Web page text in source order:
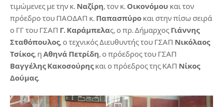
τιμώμενες με την κ. Ναζίρη, τον κ. Οικονόμου και τον
πρόεδρο του ΠΑΟΔΑΠ κ. Παπασπύρο και στην πίσω σειρά
ο ΓΓ του ΓΣΑΠ Γ. Καράμπελας, ο πρ. Δήμαρχος Γιάννης
Σταθόπουλος, ο τεχνικός Διευθυντής του ΓΣΑΠ Νικόλαος
Τσίκος, η Αθηνά Πετρίδη, ο πρόεδρος του ΓΣΑΠ
Βαγγέλης Κακοσούρης και ο πρόεδρος της ΚΑΠ Νίκος
Δούμας.